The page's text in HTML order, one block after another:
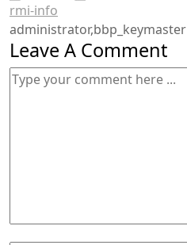
rmi-info
administrator,bbp_keymaster
Leave A Comment